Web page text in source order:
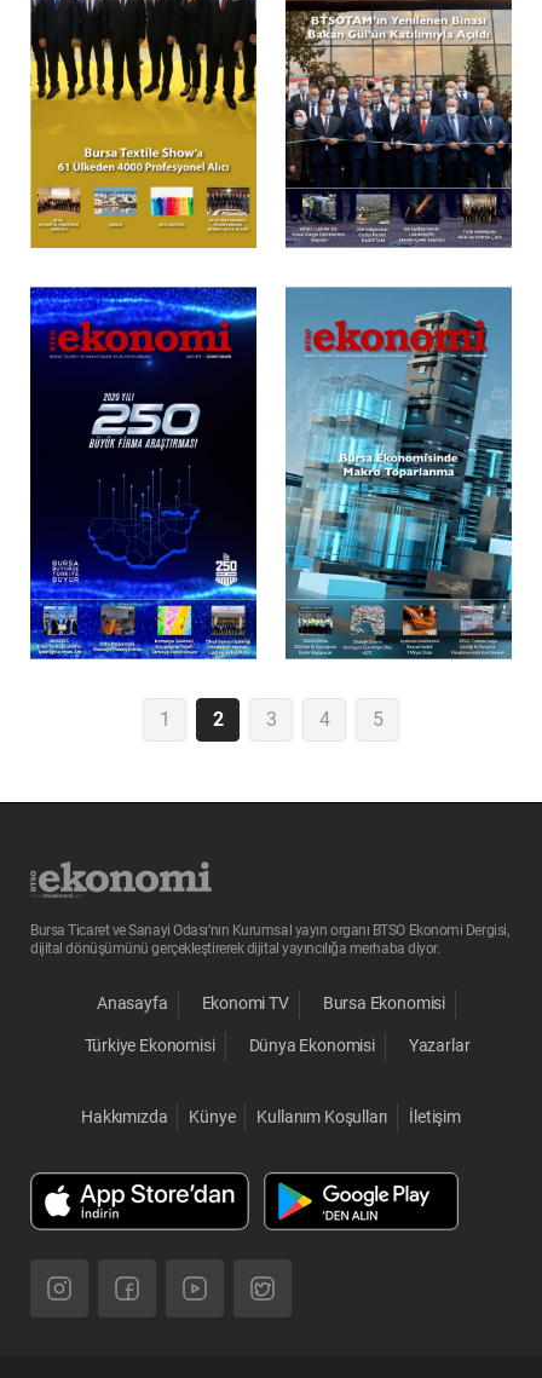
1 2 3 4 5
Bursa Ticaret ve Sanayi Odası’nın Kurumsal yayın organı BTSO Ekonomi Dergisi,
dijital dönüşümünü gerçekleştirerek dijital yayıncılığa merhaba diyor.
Anasayfa Ekonomi TV Bursa Ekonomisi
Türkiye Ekonomisi Dünya Ekonomisi Yazarlar
Hakkımızda Künye Kullanım Koşulları İletişim